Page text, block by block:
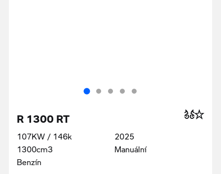
R 1300 RT
107KW / 146k
1300cm3
Benzín
2025
Manuální